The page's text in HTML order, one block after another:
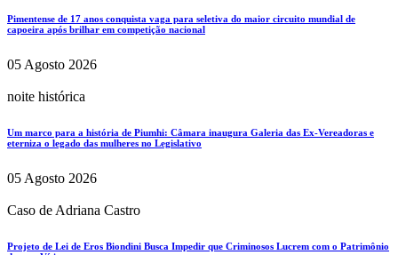
Pimentense de 17 anos conquista vaga para seletiva do maior circuito mundial de
capoeira após brilhar em competição nacional
05 Agosto 2026
noite histórica
Um marco para a história de Piumhi: Câmara inaugura Galeria das Ex-Vereadoras e
eterniza o legado das mulheres no Legislativo
05 Agosto 2026
Caso de Adriana Castro
Projeto de Lei de Eros Biondini Busca Impedir que Criminosos Lucrem com o Patrimônio